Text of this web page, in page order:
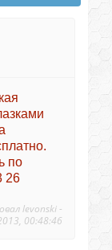
по
26
levonski-
00:48:46